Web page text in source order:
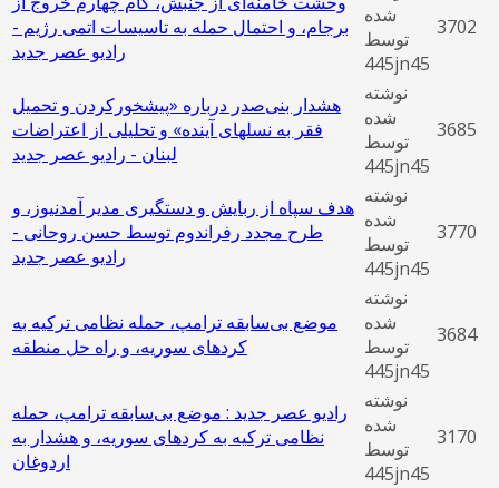
برجام، و احتمال حمله به تاسیسات اتمی رژیم -
رادیو عصر جدید
شده
توسط
445jn45
3702
هشدار بنی‌صدر درباره «پیشخورکردن و تحمیل
فقر به نسلهای آینده» و تحلیلی از اعتراضات
لبنان - رادیو عصر جدید
نوشته
شده
توسط
445jn45
3685
هدف سپاه از ربایش و دستگیری مدیر آمدنیوز، و
طرح مجدد رفراندوم توسط حسن روحانی -
رادیو عصر جدید
نوشته
شده
توسط
445jn45
3770
موضع بی‌سابقه ترامپ، حمله نظامی ترکیه به
کردهای سوریه، و راه حل منطقه
نوشته
شده
توسط
445jn45
3684
رادیو عصر جدید : موضع بی‌سابقه ترامپ، حمله
نظامی ترکیه به کردهای سوریه، و هشدار به
اردوغان
نوشته
شده
توسط
445jn45
3170